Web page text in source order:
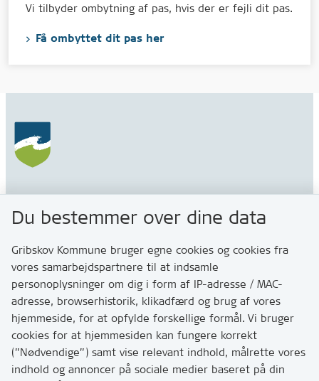
Vi tilbyder ombytning af pas, hvis der er fejli dit pas.
Få ombyttet dit pas her
Gribskov Kommune
Rådhusvej 3
3200 Helsinge
Kontakt
Skriv til os via Digital Post
Har du brug for at komme i kontakt med os? Se her
hvordan
Tip os om huller i vejen eller andet
Du bestemmer over dine data
Gribskov Kommune bruger egne cookies og cookies fra
vores samarbejdspartnere til at indsamle
personoplysninger om dig i form af IP-adresse / MAC-
adresse, browserhistorik, klikadfærd og brug af vores
hjemmeside, for at opfylde forskellige formål. Vi bruger
cookies for at hjemmesiden kan fungere korrekt
(”Nødvendige”) samt vise relevant indhold, målrette vores
indhold og annoncer på sociale medier baseret på din